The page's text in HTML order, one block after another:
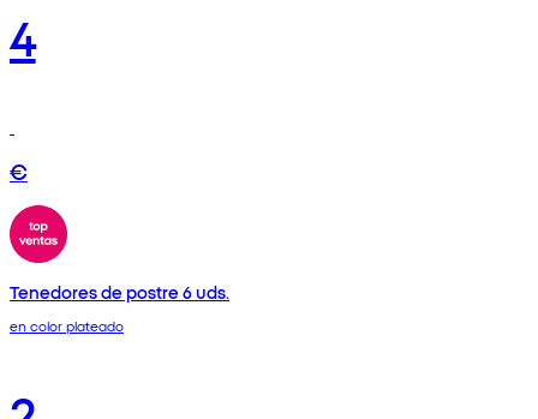
4
€
Tenedores de postre 6 uds.
en color plateado